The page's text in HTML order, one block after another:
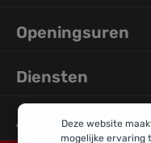
Openingsuren
Diensten
Algemene Info
Deze website
mogelijke ervaring